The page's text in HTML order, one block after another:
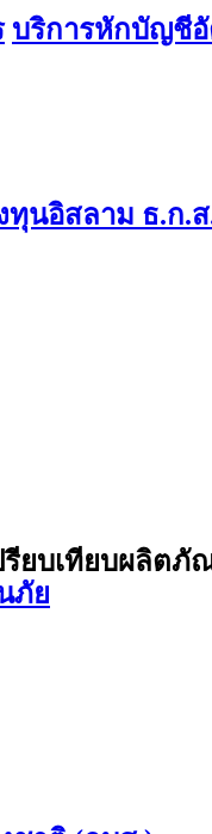
บริการหักบัญชี
นอิสลาม ธ.ก.
รียบเทียบผลิตภั
ภัย